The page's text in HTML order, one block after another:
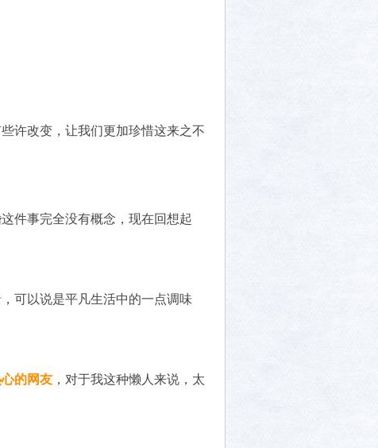
许改变，让我们更加珍惜这来之不
件事完全没有概念，现在回想起
可以说是平凡生活中的一点调味
的网友 ，对于我这种懒人来说，太